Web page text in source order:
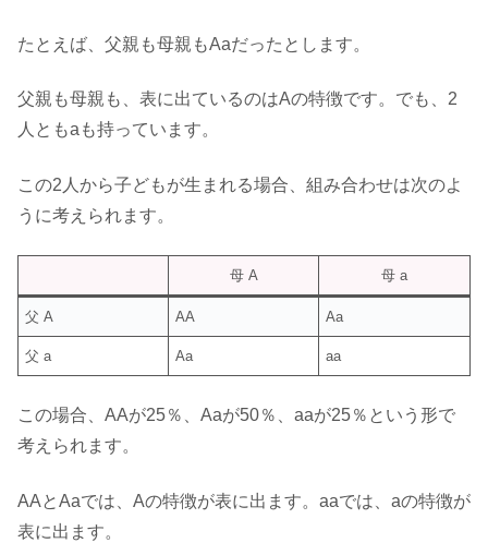
たとえば、父親も母親もAaだったとします。
父親も母親も、表に出ているのはAの特徴です。でも、2
人ともaも持っています。
この2人から子どもが生まれる場合、組み合わせは次のよ
うに考えられます。
母 A 母 a
父 A AA Aa
父 a Aa aa
この場合、AAが25％、Aaが50％、aaが25％という形で
考えられます。
AAとAaでは、Aの特徴が表に出ます。aaでは、aの特徴が
表に出ます。